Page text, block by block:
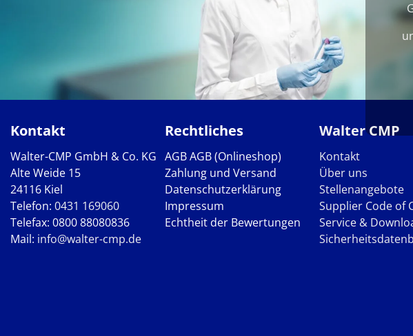
Kontakt
Walter-CMP GmbH & Co. KG
Alte Weide 15
24116 Kiel
Telefon: 0431 169060
Telefax: 0800 88080836
Mail: info@walter-cmp.de
Rechtliches
AGBAGB (Onlineshop)
Zahlung und Versand
Datenschutzerklärung
Impressum
Echtheit der Bewertungen
Walter CMP
Kontakt
Über uns
Stellenangebote
Supplier Code of
Service &